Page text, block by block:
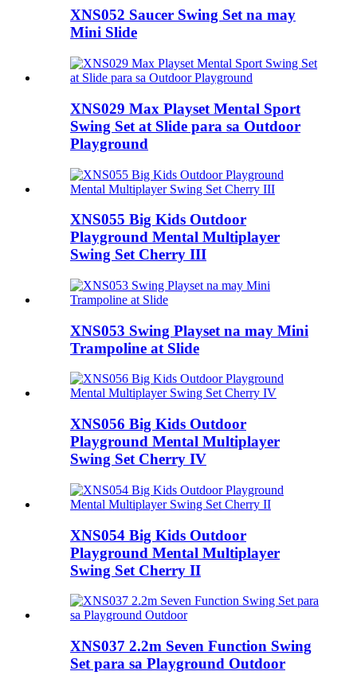
XNS052 Saucer Swing Set na may
Mini Slide
XNS029 Max Playset Mental Sport
Swing Set at Slide para sa Outdoor
Playground
XNS055 Big Kids Outdoor
Playground Mental Multiplayer
Swing Set Cherry III
XNS053 Swing Playset na may Mini
Trampoline at Slide
XNS056 Big Kids Outdoor
Playground Mental Multiplayer
Swing Set Cherry IV
XNS054 Big Kids Outdoor
Playground Mental Multiplayer
Swing Set Cherry II
XNS037 2.2m Seven Function Swing
Set para sa Playground Outdoor